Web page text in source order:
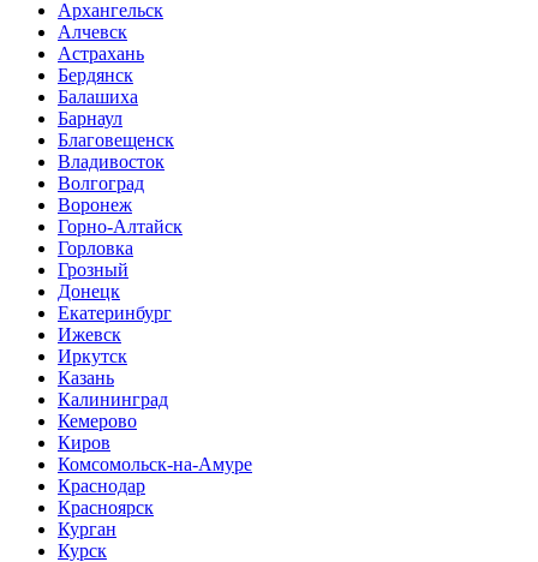
Архангельск
Алчевск
Астрахань
Бердянск
Балашиха
Барнаул
Благовещенск
Владивосток
Волгоград
Воронеж
Горно-Алтайск
Горловка
Грозный
Донецк
Екатеринбург
Ижевск
Иркутск
Казань
Калининград
Кемерово
Киров
Комсомольск-на-Амуре
Краснодар
Красноярск
Курган
Курск